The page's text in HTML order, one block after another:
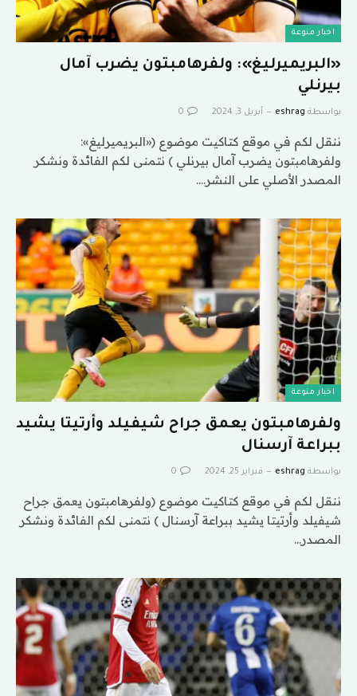
اخبار منوعة
«البريميرليغ»: ولفرهامبتون يضرب آمال
بيرنلي
بواسطة eshrag أبريل 3, 2024 0
ننقل لكم في موقع كتاكيت موضوع («البريميرليغ»:
ولفرهامبتون يضرب آمال بيرنلي ) نتمنى لكم الفائدة ونشكر
المصدر الأصلي على النشر.…
اخبار منوعة
ولفرهامبتون يعمق جراح شيفيلد وأرتيتا يشيد
ببراعة آرسنال
بواسطة eshrag فبراير 25, 2024 0
ننقل لكم في موقع كتاكيت موضوع (ولفرهامبتون يعمق جراح
شيفيلد وأرتيتا يشيد ببراعة آرسنال ) نتمنى لكم الفائدة ونشكر
المصدر…